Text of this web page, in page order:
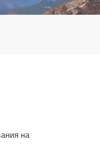
Português(Brasil)
на